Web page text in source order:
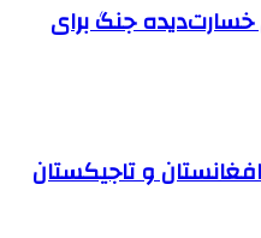
خسارت‌دیده جنگ برای
افغانستان و تاجیکستان